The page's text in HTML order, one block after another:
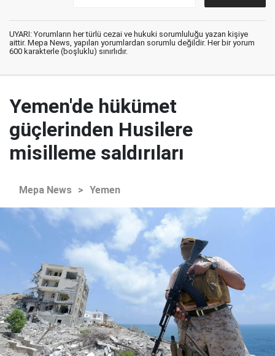
UYARI: Yorumların her türlü cezai ve hukuki sorumluluğu yazan kişiye
aittir. Mepa News, yapılan yorumlardan sorumlu değildir. Her bir yorum
600 karakterle (boşluklu) sınırlıdır.
Yemen'de hükümet
güçlerinden Husilere
misilleme saldırıları
Mepa News > Yemen